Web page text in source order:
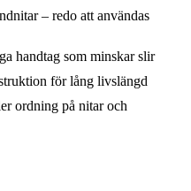
– redo att användas
handtag som minskar slir
för lång livslängd
ordning på nitar och